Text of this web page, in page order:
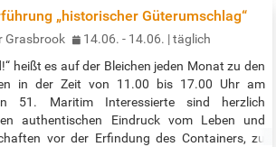
kraftvoll vielschichtige Bildwelten
sich Mythologie, Feminismus und die
„historischer Güterumschlag“
Grasbrook
14.06. - 14.06. | täglich
heißt es auf der Bleichen jeden Monat zu den
in der Zeit von 11.00 bis 17.00 Uhr am
51. Maritim Interessierte sind herzlich
authentischen Eindruck vom Leben und
vor der Erfindung des Containers, zu